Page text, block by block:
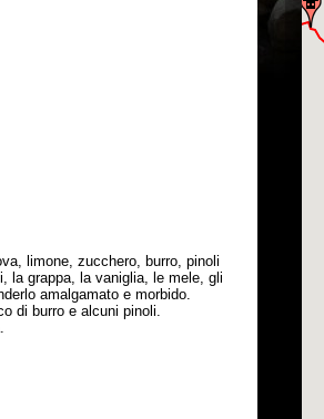
limone, zucchero, burro, pinoli
la grappa, la vaniglia, le mele, gli
amalgamato e morbido.
di burro e alcuni pinoli.